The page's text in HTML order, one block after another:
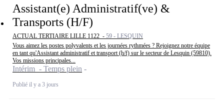
Assistant(e) Administratif(ve) &
Transports (H/F)
ACTUAL TERTIAIRE LILLE 1122 - 59 - LESQUIN
Vous aimez les postes polyvalents et les journées rythmées ? Rejoignez notre équipe
en tant qu'Assistant administratif et transport (h/f) sur le secteur de Lesquin (59810).
Vos missions principales...
Intérim - Temps plein
Publié il y a 3 jours